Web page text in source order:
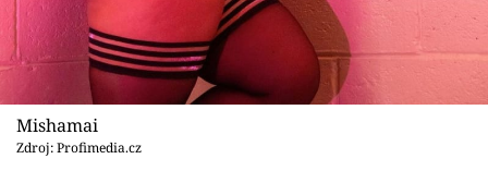
Mishamai
Zdroj: Profimedia.cz